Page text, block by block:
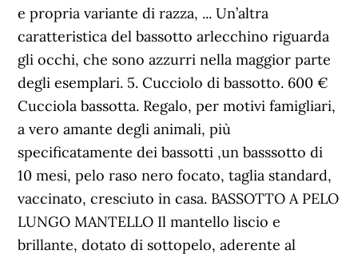
e propria variante di razza, ... Un’altra
caratteristica del bassotto arlecchino riguarda
gli occhi, che sono azzurri nella maggior parte
degli esemplari. 5. Cucciolo di bassotto. 600 €
Cucciola bassotta. Regalo, per motivi famigliari,
a vero amante degli animali, più
specificatamente dei bassotti ,un basssotto di
10 mesi, pelo raso nero focato, taglia standard,
vaccinato, cresciuto in casa. BASSOTTO A PELO
LUNGO MANTELLO Il mantello liscio e
brillante, dotato di sottopelo, aderente al